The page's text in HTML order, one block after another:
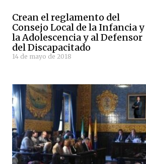
Crean el reglamento del
Consejo Local de la Infancia y
la Adolescencia y al Defensor
del Discapacitado
14 de mayo de 2018